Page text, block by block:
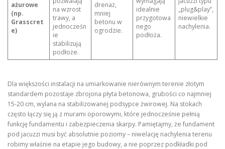
ażurowe
(np.
Grasscret
e)
na wzrost
trawy, a
jednocześn
ie
stabilizują
podłoże.
drenaż,
mniej
betonu w
ogrodzie.
idealnie
przygotowa
nego
podłoża.
„plug&play”,
niewielkie
nachylenia.
Dla większości instalacji na umiarkowanie nierównym terenie złotym
standardem pozostaje zbrojona płyta betonowa, grubości co najmniej
15-20 cm, wylana na stabilizowanej podsypce żwirowej. Na stokach
często łączy się ją z murami oporowymi, które jednocześnie pełnią
funkcję fundamentu i zabezpieczenia skarpy. Pamiętajmy, że fundament
pod jacuzzi musi być absolutnie poziomy – niwelację nachylenia terenu
robimy właśnie na etapie jego budowy, a nie poprzez podkładki pod